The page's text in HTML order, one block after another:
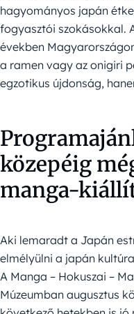
hagyományos japán
fogyasztói szokásokkal.
években
a ramen vagy az onigiri
egzotikus újdonság,
közepéig
manga-
Aki lemaradt a Japán
elmélyülni a japán
A Manga – Hokuszai –
Múzeumban augusztus